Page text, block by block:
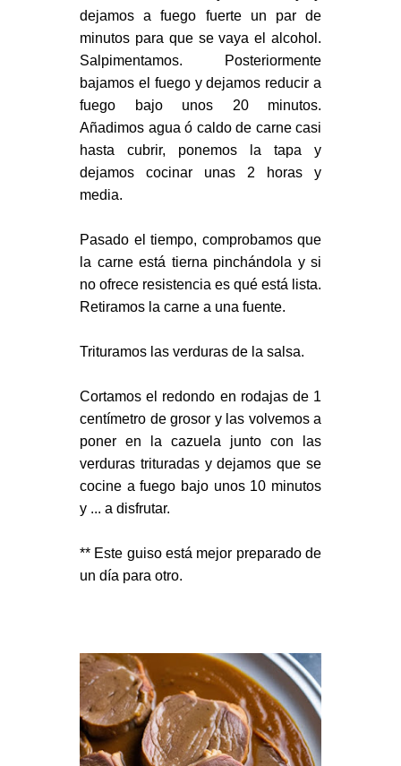
dejamos a fuego fuerte un par de
minutos para que se vaya el alcohol.
Salpimentamos. Posteriormente
bajamos el fuego y dejamos reducir a
fuego bajo unos 20 minutos.
Añadimos agua ó caldo de carne casi
hasta cubrir, ponemos la tapa y
dejamos cocinar unas 2 horas y
media.
Pasado el tiempo, comprobamos que
la carne está tierna pinchándola y si
no ofrece resistencia es qué está lista.
Retiramos la carne a una fuente.
Trituramos las verduras de la salsa.
Cortamos el redondo en rodajas de 1
centímetro de grosor y las volvemos a
poner en la cazuela junto con las
verduras trituradas y dejamos que se
cocine a fuego bajo unos 10 minutos
y ... a disfrutar.
** Este guiso está mejor preparado de
un día para otro.